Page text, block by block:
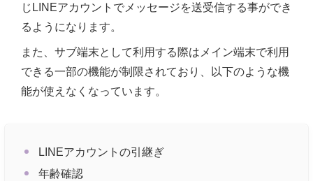
じLINEアカウントでメッセージを送受信する事ができ
るようになります。
また、サブ端末として利用する際はメイン端末で利用
できる一部の機能が制限されており、以下のような機
能が使えなくなっています。
LINEアカウントの引継ぎ
年齢確認